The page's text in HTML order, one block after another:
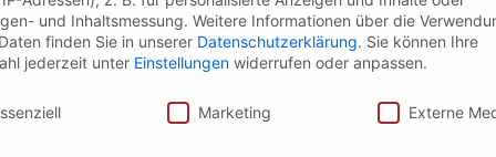
und Inhaltsmessung. Weitere Informationen über die
finden Sie in unserer Datenschutzerklärung. Sie können Ihre
jederzeit unter Einstellungen widerrufen oder anpassen.
Marketing Externe